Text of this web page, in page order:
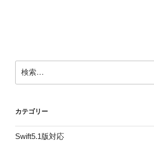
索:
カテゴリー
Swift5.1版対応